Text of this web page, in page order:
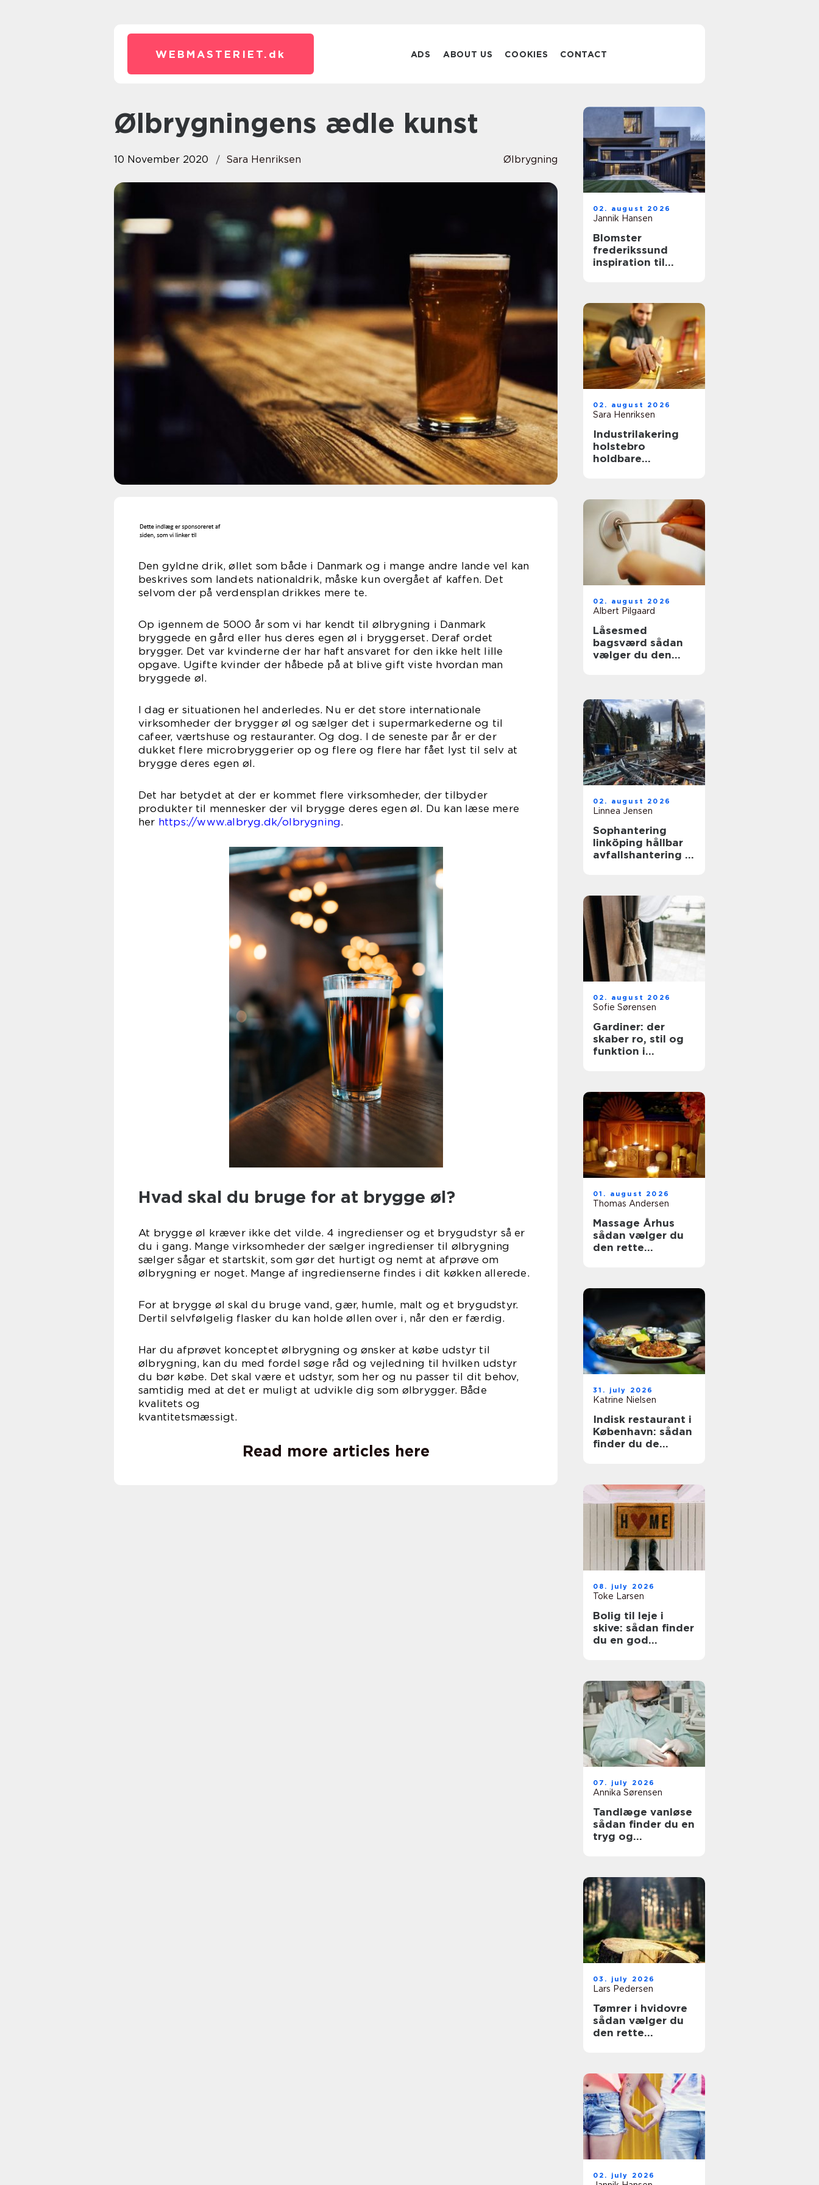
WEBMASTERIET. dk ADS ABOUT US COOKIES CONTACT
Ølbrygningens ædle kunst
10 November 2020 Sara Henriksen Ølbrygning
Den gyldne drik, øllet som både i Danmark og i mange andre lande vel kan
beskrives som landets nationaldrik, måske kun overgået af kaffen. Det
selvom der på verdensplan drikkes mere te.
Op igennem de 5000 år som vi har kendt til ølbrygning i Danmark
bryggede en gård eller hus deres egen øl i bryggerset. Deraf ordet
brygger. Det var kvinderne der har haft ansvaret for den ikke helt lille
opgave. Ugifte kvinder der håbede på at blive gift viste hvordan man
bryggede øl.
I dag er situationen hel anderledes. Nu er det store internationale
virksomheder der brygger øl og sælger det i supermarkederne og til
cafeer, værtshuse og restauranter. Og dog. I de seneste par år er der
dukket flere microbryggerier op og flere og flere har fået lyst til selv at
brygge deres egen øl.
Det har betydet at der er kommet flere virksomheder, der tilbyder
produkter til mennesker der vil brygge deres egen øl. Du kan læse mere
her https://www.albryg.dk/olbrygning.
Hvad skal du bruge for at brygge øl?
At brygge øl kræver ikke det vilde. 4 ingredienser og et brygudstyr så er
du i gang. Mange virksomheder der sælger ingredienser til ølbrygning
sælger sågar et startskit, som gør det hurtigt og nemt at afprøve om
ølbrygning er noget. Mange af ingredienserne findes i dit køkken allerede.
For at brygge øl skal du bruge vand, gær, humle, malt og et brygudstyr.
Dertil selvfølgelig flasker du kan holde øllen over i, når den er færdig.
Har du afprøvet konceptet ølbrygning og ønsker at købe udstyr til
ølbrygning, kan du med fordel søge råd og vejledning til hvilken udstyr
du bør købe. Det skal være et udstyr, som her og nu passer til dit behov,
samtidig med at det er muligt at udvikle dig som ølbrygger. Både
kvalitets og
kvantitetsmæssigt.
Read more articles here
02. august 2026
Jannik Hansen
Blomster
frederikssund
inspiration til
02. august 2026
Sara Henriksen
Industrilakering
holstebro
holdbare
02. august 2026
Albert Pilgaard
Låsesmed
bagsværd sådan
vælger du den
02. august 2026
Linnea Jensen
Sophantering
linköping hållbar
avfallshantering i
02. august 2026
Sofie Sørensen
Gardiner: der
skaber ro, stil og
funktion i
01. august 2026
Thomas Andersen
Massage Århus
sådan vælger du
den rette
31. july 2026
Katrine Nielsen
Indisk restaurant i
København: sådan
finder du de
08. july 2026
Toke Larsen
Bolig til leje i
skive: sådan finder
du en god
07. july 2026
Annika Sørensen
Tandlæge vanløse
sådan finder du en
tryg og
03. july 2026
Lars Pedersen
Tømrer i hvidovre
sådan vælger du
den rette
02. july 2026